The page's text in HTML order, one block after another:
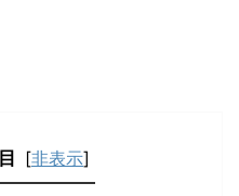
[非表示]